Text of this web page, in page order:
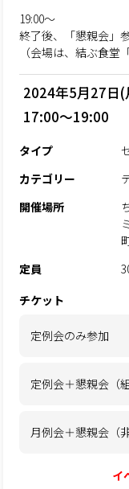
19:00～
終了後、「懇親会」
（会場は、結ぶ食堂
2024年5月27日(
17:00～19:00
タイプ
カテゴリー
開催場所
定員
チケット
定例会のみ参加
定例会＋懇親会（組
月例会＋懇親会（
イ